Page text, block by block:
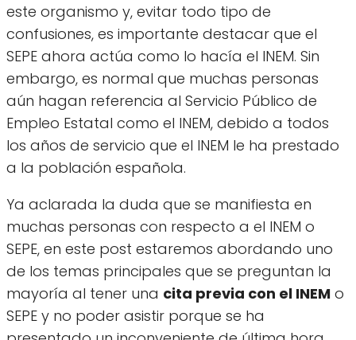
este organismo y, evitar todo tipo de
confusiones, es importante destacar que el
SEPE ahora actúa como lo hacía el INEM. Sin
embargo, es normal que muchas personas
aún hagan referencia al Servicio Público de
Empleo Estatal como el INEM, debido a todos
los años de servicio que el INEM le ha prestado
a la población española.
Ya aclarada la duda que se manifiesta en
muchas personas con respecto a el INEM o
SEPE, en este post estaremos abordando uno
de los temas principales que se preguntan la
mayoría al tener una cita previa con el INEM o
SEPE y no poder asistir porque se ha